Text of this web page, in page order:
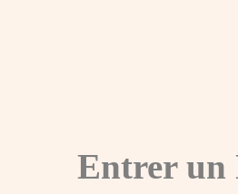
Entrer un